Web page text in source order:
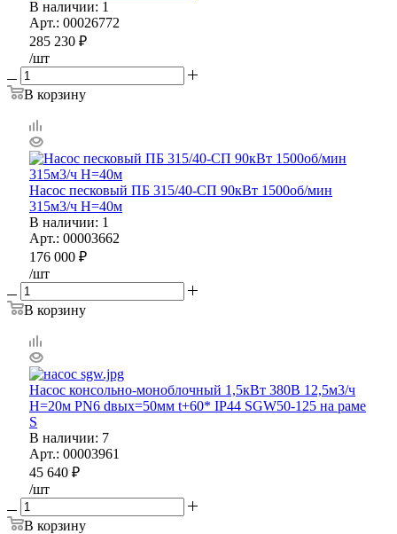
В наличии: 1
Арт.: 00026772
285 230 ₽
/шт
В корзину
Насос песковый ПБ 315/40-СП 90кВт 1500об/мин
315м3/ч Н=40м
В наличии: 1
Арт.: 00003662
176 000 ₽
/шт
В корзину
Насос консольно-моноблочный 1,5кВт 380В 12,5м3/ч
H=20м PN6 dвых=50мм t+60* IP44 SGW50-125 на раме
S
В наличии: 7
Арт.: 00003961
45 640 ₽
/шт
В корзину